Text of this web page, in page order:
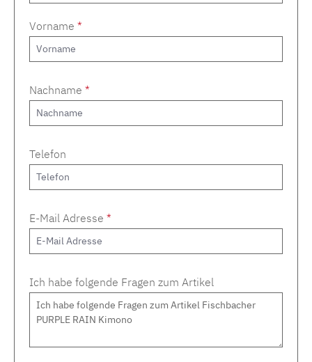
Vorname *
Nachname *
Telefon
E-Mail Adresse *
Ich habe folgende Fragen zum Artikel